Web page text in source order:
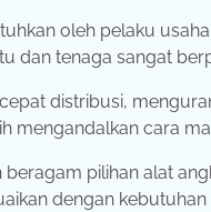
oleh pelaku
dan tenaga sangat
distribusi,
mengandalkan cara
pilihan alat
dengan kebutuhan